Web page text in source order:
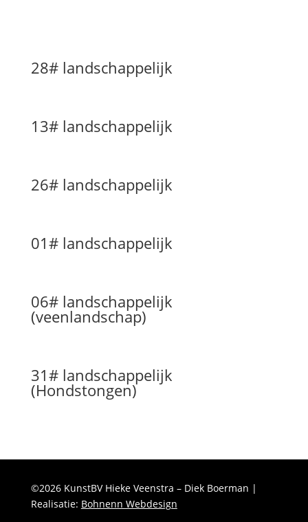
28# landschappelijk
13# landschappelijk
26# landschappelijk
01# landschappelijk
06# landschappelijk
(veenlandschap)
31# landschappelijk
(Hondstongen)
©2026 KunstBV Hieke Veenstra – Diek Boerman |
Realisatie: Bohnenn Webdesign